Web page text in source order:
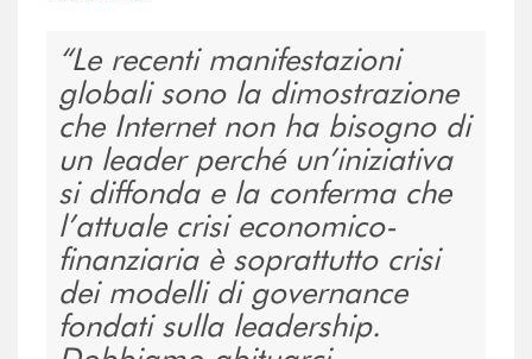
Le recenti manifestazioni
globali sono la dimostrazione
che Internet non ha bisogno di
un leader perché un’iniziativa
si diffonda e la conferma che
l’attuale crisi economico-
finanziaria è soprattutto crisi
dei modelli di governance
fondati sulla leadership.